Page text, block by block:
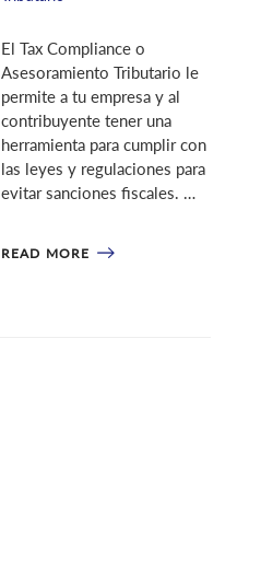
El Tax Compliance o
Asesoramiento Tributario le
permite a tu empresa y al
contribuyente tener una
herramienta para cumplir con
las leyes y regulaciones para
evitar sanciones fiscales. …
READ MORE